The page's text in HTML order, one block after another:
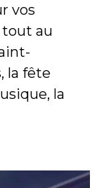
vos
tout au
la fête
la